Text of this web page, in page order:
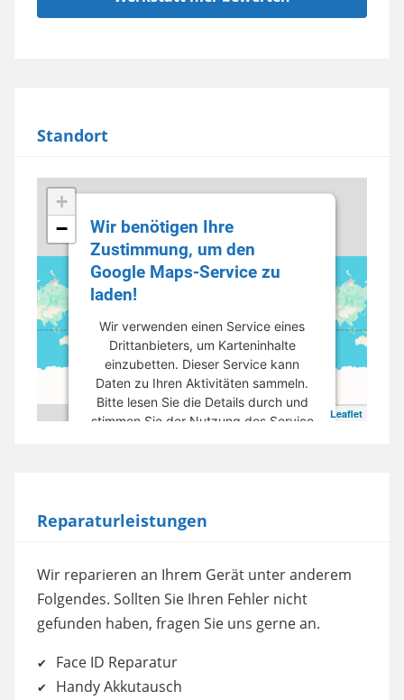
Standort
+
−
Leaflet
Wir benötigen Ihre
Zustimmung, um den
Google Maps-Service zu
laden!
Wir verwenden einen Service eines
Drittanbieters, um Karteninhalte
einzubetten. Dieser Service kann
Daten zu Ihren Aktivitäten sammeln.
Bitte lesen Sie die Details durch und
stimmen Sie der Nutzung des Service
Akzeptieren
powered by
Usercentrics Consent
Reparaturleistungen
Wir reparieren an Ihrem Gerät unter anderem
Folgendes. Sollten Sie Ihren Fehler nicht
gefunden haben, fragen Sie uns gerne an.
Face ID Reparatur
Handy Akkutausch